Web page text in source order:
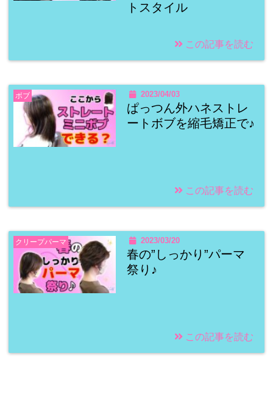
トスタイル
この記事を読む
ボブ 2023/04/03
ぱっつん外ハネストレ
ートボブを縮毛矯正で♪
この記事を読む
クリープパーマ 2023/03/20
春の”しっかり”パーマ
祭り♪
この記事を読む